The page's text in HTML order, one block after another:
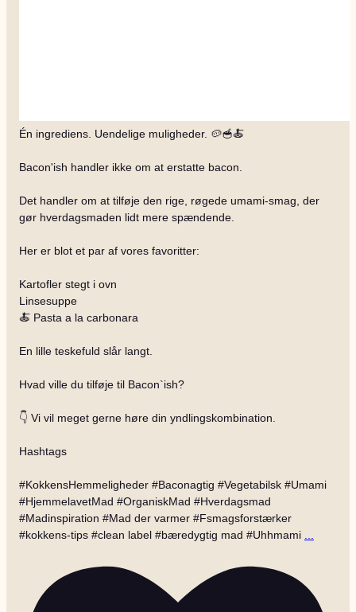
Én ingrediens. Uendelige muligheder. 🥔🥣🍝
Bacon'ish handler ikke om at erstatte bacon.
Det handler om at tilføje den rige, røgede umami-smag, der
gør hverdagsmaden lidt mere spændende.
Her er blot et par af vores favoritter:
Kartofler stegt i ovn
Linsesuppe
🍝 Pasta a la carbonara
En lille teskefuld slår langt.
Hvad ville du tilføje til Bacon`ish?
👇 Vi vil meget gerne høre din yndlingskombination.
Hashtags
#KokkensHemmeligheder #Baconagtig #Vegetabilsk #Umami
#HjemmelavetMad #OrganiskMad #Hverdagsmad
#Madinspiration #Mad der varmer #Fsmagsforstærker
#kokkens-tips #clean label #bæredygtig mad #Uhhmami